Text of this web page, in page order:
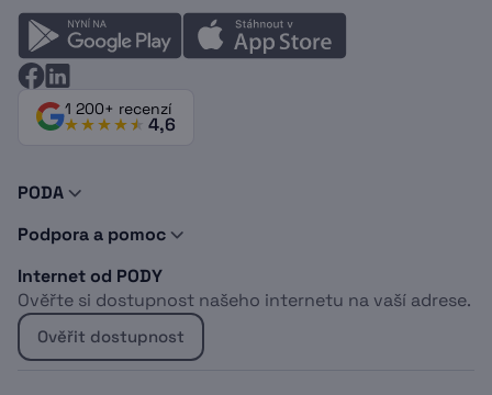
1 200+ recenzí
4,6
PODA
Novinky a tipy
Doporuč PODU
Dokumenty
Logomanuál
Kabelová televize
Podpora a pomoc
Podpora
Vyjádření o existenci sítí
Whistleblowing
Projekt EU
Internet od PODY
Ověřte si dostupnost našeho internetu na vaší adrese.
Ověřit dostupnost